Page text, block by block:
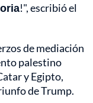
!", escribió el
de mediación
palestino
y Egipto,
de Trump.